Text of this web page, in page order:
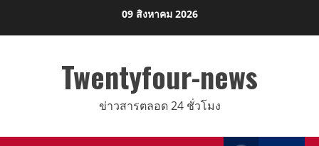
09 สิงหาคม 2026
Twentyfour-news
ข่าวสารตลอด 24 ชั่วโมง